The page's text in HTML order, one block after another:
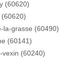
(60620)
(60620)
la-grasse (60490)
(60141)
vexin (60240)